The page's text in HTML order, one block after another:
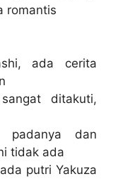
romantis
ada cerita
ditakuti,
padanya dan
tidak ada
putri Yakuza